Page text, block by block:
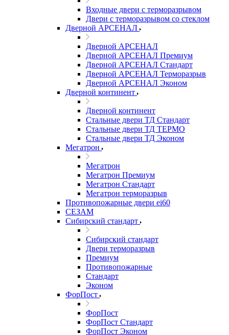
Входные двери с терморазрывом
Двери с терморазрывом со стеклом
Дверной АРСЕНАЛ
Дверной АРСЕНАЛ
Дверной АРСЕНАЛ Премиум
Дверной АРСЕНАЛ Стандарт
Дверной АРСЕНАЛ Терморазрыв
Дверной АРСЕНАЛ Эконом
Дверной континент
Дверной континент
Стальные двери ТД Стандарт
Стальные двери ТД ТЕРМО
Стальные двери ТД Эконом
Мегатрон
Мегатрон
Мегатрон Премиум
Мегатрон Стандарт
Мегатрон терморазрыв
Противопожарные двери ei60
СЕЗАМ
Сибирский стандарт
Сибирский стандарт
Двери терморазрыв
Премиум
Противопожарные
Стандарт
Эконом
ФорПост
ФорПост
ФорПост Стандарт
ФорПост Эконом